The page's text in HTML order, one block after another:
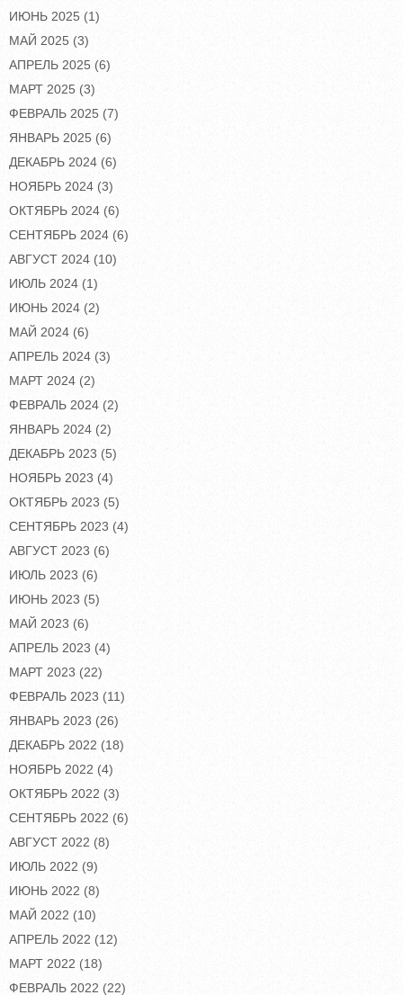
ИЮНЬ 2025 (1)
МАЙ 2025 (3)
АПРЕЛЬ 2025 (6)
МАРТ 2025 (3)
ФЕВРАЛЬ 2025 (7)
ЯНВАРЬ 2025 (6)
ДЕКАБРЬ 2024 (6)
НОЯБРЬ 2024 (3)
ОКТЯБРЬ 2024 (6)
СЕНТЯБРЬ 2024 (6)
АВГУСТ 2024 (10)
ИЮЛЬ 2024 (1)
ИЮНЬ 2024 (2)
МАЙ 2024 (6)
АПРЕЛЬ 2024 (3)
МАРТ 2024 (2)
ФЕВРАЛЬ 2024 (2)
ЯНВАРЬ 2024 (2)
ДЕКАБРЬ 2023 (5)
НОЯБРЬ 2023 (4)
ОКТЯБРЬ 2023 (5)
СЕНТЯБРЬ 2023 (4)
АВГУСТ 2023 (6)
ИЮЛЬ 2023 (6)
ИЮНЬ 2023 (5)
МАЙ 2023 (6)
АПРЕЛЬ 2023 (4)
МАРТ 2023 (22)
ФЕВРАЛЬ 2023 (11)
ЯНВАРЬ 2023 (26)
ДЕКАБРЬ 2022 (18)
НОЯБРЬ 2022 (4)
ОКТЯБРЬ 2022 (3)
СЕНТЯБРЬ 2022 (6)
АВГУСТ 2022 (8)
ИЮЛЬ 2022 (9)
ИЮНЬ 2022 (8)
МАЙ 2022 (10)
АПРЕЛЬ 2022 (12)
МАРТ 2022 (18)
ФЕВРАЛЬ 2022 (22)